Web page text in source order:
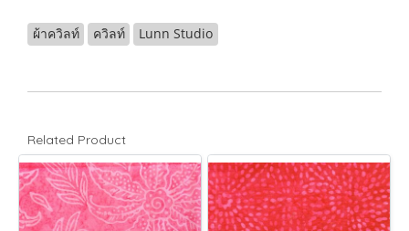
ผ้าควิลท์ ควิลท์ Lunn Studio
Related Product